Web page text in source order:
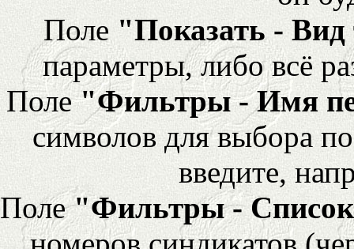
Поле "Показать -
параметры, либо всё
Поле"Фильтры - Имя
символов для выбора
введите,
Поле"Фильтры - Список